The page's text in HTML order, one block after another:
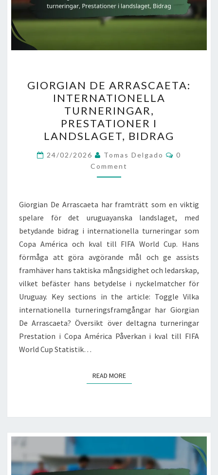
DE
ARRASCAETA:
INTERNATIONELLA
TURNERINGAR,
PRESTATIONER
I
LANDSLAGET,
BIDRAG
GIORGIAN DE ARRASCAETA:
INTERNATIONELLA
TURNERINGAR,
PRESTATIONER I
LANDSLAGET, BIDRAG
24/02/2026 Tomas Delgado Comments
0
Comment
Giorgian De Arrascaeta har framträtt som en viktig
spelare för det uruguayanska landslaget, med
betydande bidrag i internationella turneringar som
Copa América och kval till FIFA World Cup. Hans
förmåga att göra avgörande mål och ge assists
framhäver hans taktiska mångsidighet och ledarskap,
vilket befäster hans betydelse i nyckelmatcher för
Uruguay. Key sections in the article: Toggle Vilka
internationella turneringsframgångar har Giorgian
De Arrascaeta? Översikt över deltagna turneringar
Prestation i Copa América Påverkan i kval till FIFA
World Cup Statistik…
READ MOREREAD MORE